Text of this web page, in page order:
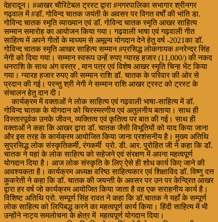
देहरादून। #आखर चौरिटेबल ट्रस्ट द्वारा #नगरपालिका सभागार श्रीनगर
गढ़वाल में #डॉ. गोविन्द चातक जयंती के अवसर पर विगत वर्षों की भांति डा.
गोविन्द चातक स्मृति व्याख्यान एवं डॉ. गोविन्द चातक स्मृति आखर साहित्य
सम्मान समारोह का आयोजन किया गया। गढ़वाली भाषा एवं गढ़वाली गीत
साहित्य में अपने गीतों के माध्यम से अमूल्य योगदान देने हेतु वर्ष -2021का डॉ.
गोविन्द चातक स्मृति आखर साहित्य सम्मान #प्रसिद्ध लोकगायक #नरेन्द्र सिंह
नेगी को दिया गया। सम्मान स्वरूप उन्हें रुपए ग्यारह हजार (11,000/) की नकद
धनराशि के साथ अंग वस्त्र , मान पत्र एवं विशेष आखर स्मृति चिन्ह भेंट किया
गया। ग्यारह हजार रुपए की सम्मान राशि डॉ. चातक के परिवार की ओर से
प्रदान की गई। परन्तु श्री नेगी ने सम्मान राशि आखर ट्रस्ट को ट्रस्ट के
संचालन हेतु दान दी।
कार्यक्रम में वक्ताओं ने लोक साहित्य एवं गढ़वाली भाषा-साहित्य में डॉ.
गोविन्द चातक के योगदान को चिरस्मरणीय एवं अतुलनीय बताया। साथ ही
विस्तारपूर्वक उनके जीवन, व्यक्तित्व एवं कृतित्व पर बात की गई। साथ ही
वक्ताओं ने कहा कि आखर द्वारा डॉ. चातक जैसी विभूतियों को याद किया जाना
और इस तरह के कार्यक्रम आयोजित किया जाना प्रशंसनीय है। मुख्य अतिथि
सुप्रसिद्ध लोक संस्कृतिकर्मी, रंगकर्मी प्रो. डी. आर. पुरोहित जी ने कहा कि डॉ.
चातक ने यहां के लोक साहित्य को सहेजने एवं संरक्षण में अपना महत्वपूर्ण
योगदान दिया है। आज लोक संस्कृति के लिए ऐसे ही शोध कार्य किए जाने की
आवश्यकता है। कार्यक्रम अध्यक्ष वरिष्ठ साहित्यकार एवं शिक्षाविद डॉ. विष्णु दत्त
कुकरेती ने कहा कि डॉ. चातक की जयन्ती के अवसर पर उन पर केन्द्रित आखर
द्वारा हर वर्ष जो कार्यक्रम आयोजित किया जाता है वह एक सराहनीय कार्य है।
विशिष्ट अतिथि प्रो. सम्पूर्ण सिंह रावत ने कहा कि डॉ.चातक ने यहाँ के सम्पूर्ण
लोक साहित्य को लिपिबद्ध करने का महत्वपूर्ण कार्य किया। हिंदी साहित्य में भी
उन्होंने नाट्य समलोचना के क्षेत्र में महत्वपूर्ण योगदान दिया।